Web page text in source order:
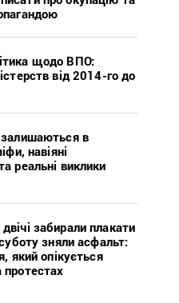
щодо ВПО:
від 2014-го до
залишаються в
навіяні
реальні виклики
забирали плакати
зняли асфальт:
який опікується
протестах